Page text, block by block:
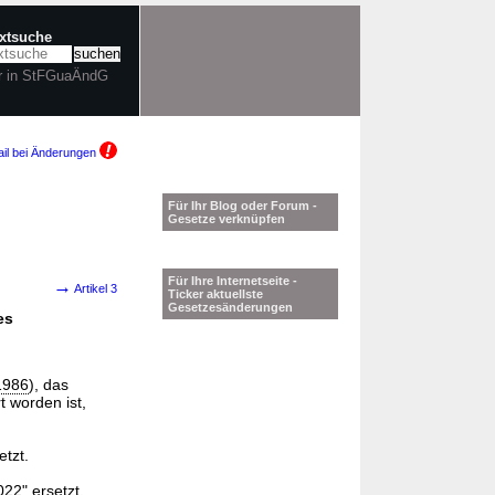
in StFGuaÄndG
bei Änderungen
→ Artikel 3
), das
worden ist,
ersetzt.
Für Ihr Blog oder Forum -
Gesetze verknüpfen
Für Ihre Internetseite -
Ticker aktuellste
Gesetzesänderungen